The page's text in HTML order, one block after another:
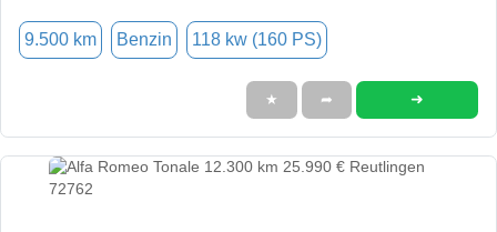
9.500 km Benzin 118 kw (160 PS)
★ ➦ ➜